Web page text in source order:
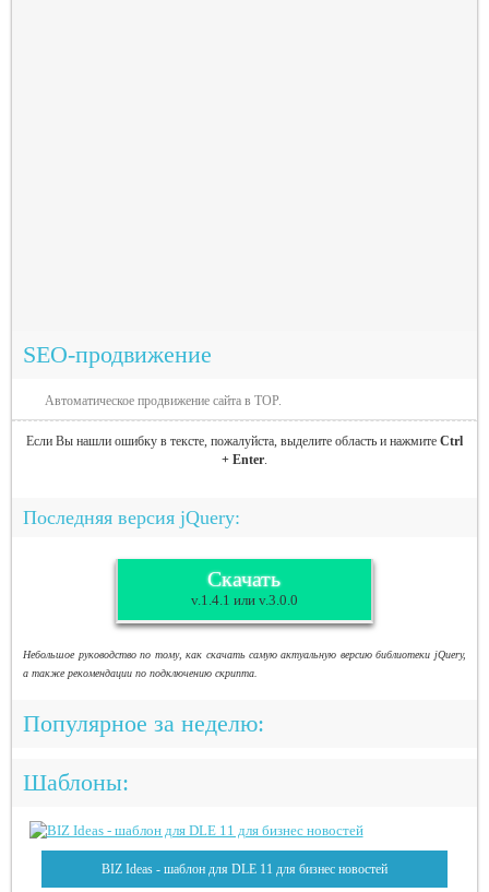
SEO-продвижение
Автоматическое продвижение сайта в TOP.
Если Вы нашли ошибку в тексте, пожалуйста, выделите область и нажмите Ctrl
+ Enter.
Последняя версия jQuery:
Скачать
v.1.4.1 или v.3.0.0
Небольшое руководство по тому, как скачать самую актуальную версию библиотеки jQuery,
а также рекомендации по подключению скрипта.
Популярное за неделю:
Шаблоны:
BIZ Ideas - шаблон для DLE 11 для бизнес новостей